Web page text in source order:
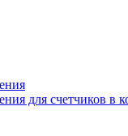
для счетчиков